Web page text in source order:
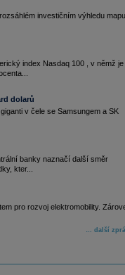
investičním výhledu
index Nasdaq 100 , v němž je
dolarů
v čele se Samsungem a SK
banky naznačí další směr
kter...
pro rozvoj elektromobility.
… další